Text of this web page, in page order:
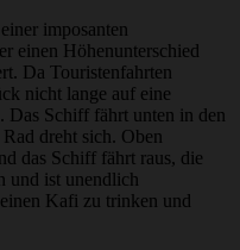
einer imposanten
einen Höhenunterschied
Da Touristenfahrten
nicht lange auf eine
Das Schiff fährt unten in den
dreht sich. Oben
das Schiff fährt raus, die
und ist unendlich
Kafi zu trinken und